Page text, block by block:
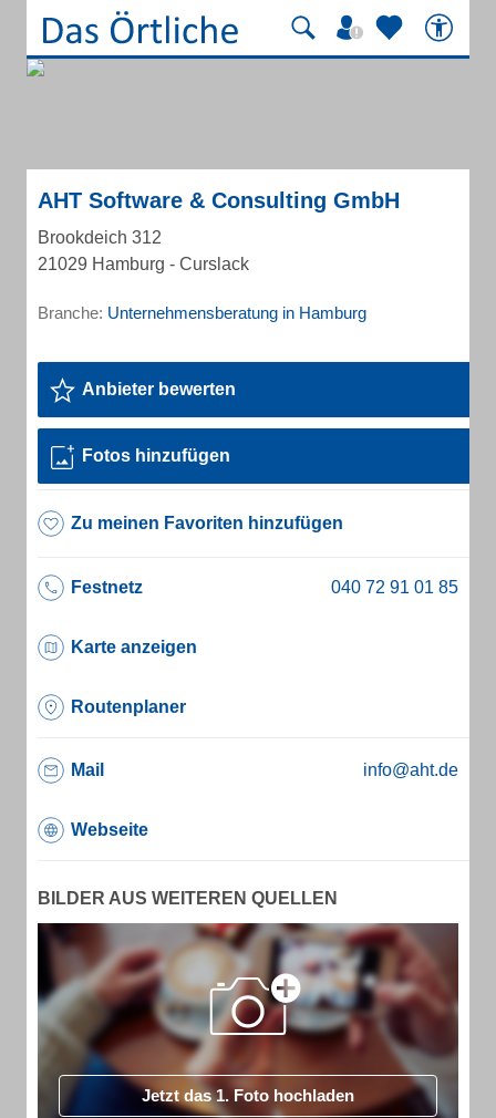
AHT Software & Consulting GmbH
Brookdeich 312
21029 Hamburg - Curslack
Branche: Unternehmensberatung in Hamburg
Anbieter bewerten
Fotos hinzufügen
Zu meinen Favoriten hinzufügen
Festnetz
Karte anzeigen
Routenplaner
Mail info@aht.de
Webseite
BILDER AUS WEITEREN QUELLEN
Jetzt das 1. Foto hochladen